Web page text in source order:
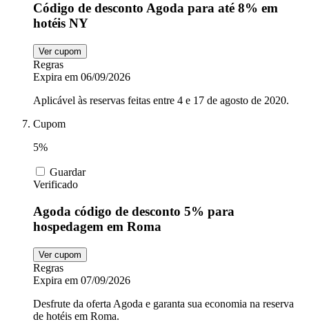
Código de desconto Agoda para até 8% em
hotéis NY
Ver cupom
Regras
Expira em 06/09/2026
Aplicável às reservas feitas entre 4 e 17 de agosto de 2020.
Cupom
5%
Guardar
Verificado
Agoda código de desconto 5% para
hospedagem em Roma
Ver cupom
Regras
Expira em 07/09/2026
Desfrute da oferta Agoda e garanta sua economia na reserva
de hotéis em Roma.